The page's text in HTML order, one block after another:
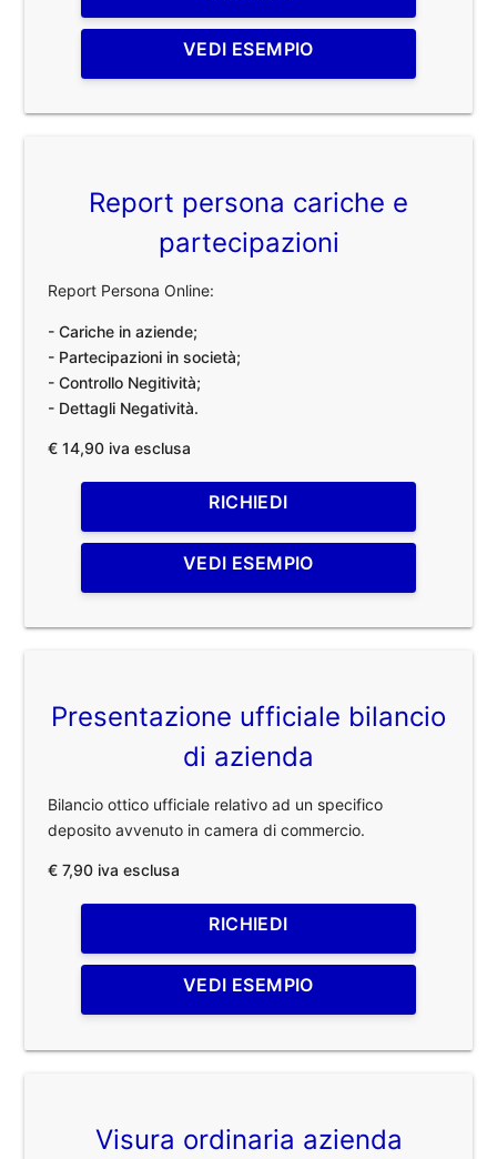
VEDI ESEMPIO
Report persona cariche e
partecipazioni
Report Persona Online:
- Cariche in aziende;
- Partecipazioni in società;
- Controllo Negitività;
- Dettagli Negatività.
€ 14,90 iva esclusa
RICHIEDI
VEDI ESEMPIO
Presentazione ufficiale bilancio
di azienda
Bilancio ottico ufficiale relativo ad un specifico
deposito avvenuto in camera di commercio.
€ 7,90 iva esclusa
RICHIEDI
VEDI ESEMPIO
Visura ordinaria azienda